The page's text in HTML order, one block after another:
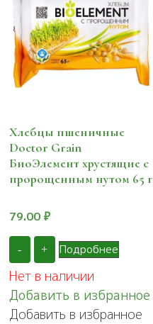
Хлебцы пшеничные
Doctor Grain
БиоЭлемент хрустящие с
пророщенным нутом 65 г
79.00 ₽
- + Подробнее
Нет в наличии
Добавить в избранное
Добавить в избранное